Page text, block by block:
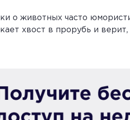
о животных часто
хвост в прорубь и